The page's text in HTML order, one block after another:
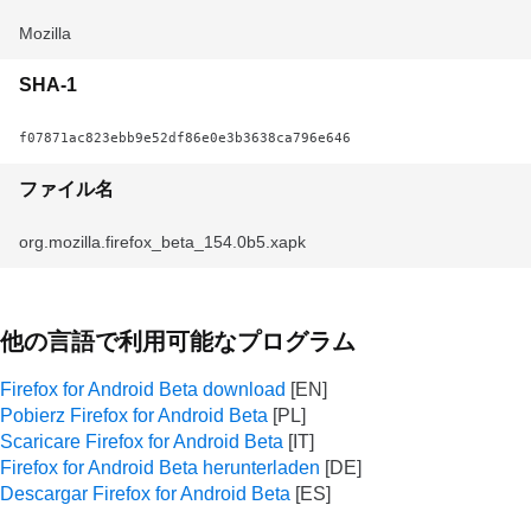
Mozilla
SHA-1
f07871ac823ebb9e52df86e0e3b3638ca796e646
ファイル名
org.mozilla.firefox_beta_154.0b5.xapk
他の言語で利用可能なプログラム
Firefox for Android Beta download
Pobierz Firefox for Android Beta
Scaricare Firefox for Android Beta
Firefox for Android Beta herunterladen
Descargar Firefox for Android Beta